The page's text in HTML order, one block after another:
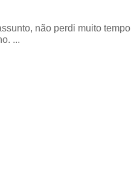
não perdi muito tempo
...